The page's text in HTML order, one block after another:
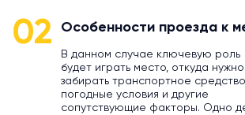
02 Особенности проезда к
В данном случае ключевую роль
будет играть место, откуда нужно
забирать транспортное
погодные условия и другие
сопутствующие факторы. Одно